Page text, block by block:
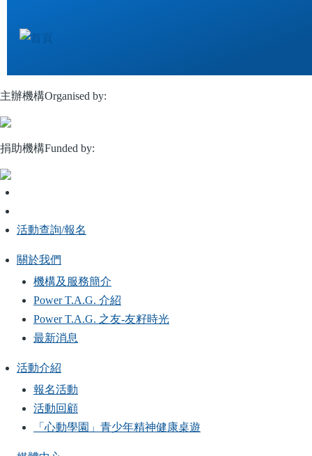
主辦機構Organised by:
捐助機構Funded by:
活動查詢/報名
Main
navigation
關於我們
機構及服務簡介
Power T.A.G. 介紹
Power T.A.G. 之友-友籽時光
最新消息
活動介紹
報名活動
活動回顧
「心動學園」青少年精神健康桌遊